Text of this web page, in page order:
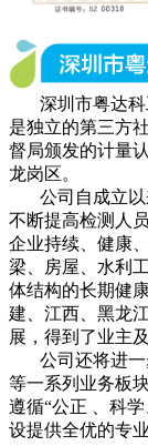
深圳市粤达科
是独立的第三方
督局颁发的计量
龙岗区。
公司自成立以
不断提高检测人
企业持续、健康
梁、房屋、水利
体结构的长期健
建、江西、黑龙
展，得到了业主
公司还将进一
等一系列业务板
遵循“公正 、科
设提供全优的专